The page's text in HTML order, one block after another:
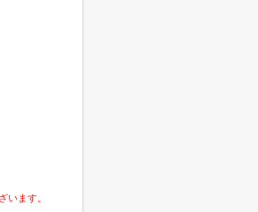
います。